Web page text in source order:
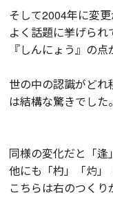
そして2004年に変更
よく話題に挙げら
『しんにょう』の
世の中の認識がど
は結構な驚きでした。
同様の変化だと「逢
他にも「杓」「灼」
こちらは右のつく